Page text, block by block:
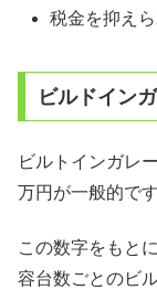
税金を抑え
ビルドイン
ビルトインガレ
万円が一般的です
この数字をもと
容台数ごとのビ